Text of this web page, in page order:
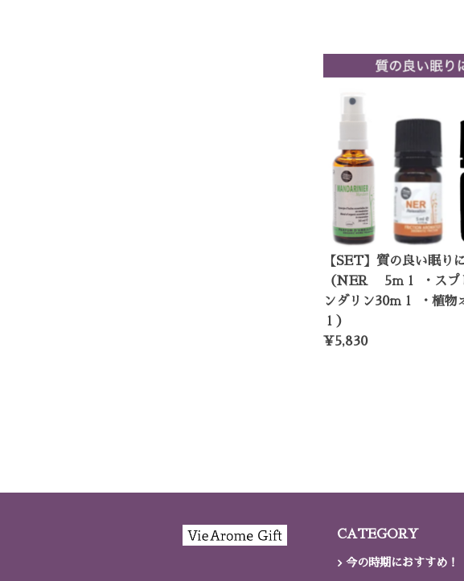
【SET】質の良い眠り
（NER 5ｍｌ ・ス
ンダリン30ｍｌ ・植物
ｌ）
¥5,830
CATEGORY
今の時期におすすめ！